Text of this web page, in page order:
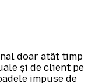
doar atât timp
și de client pe
impuse de